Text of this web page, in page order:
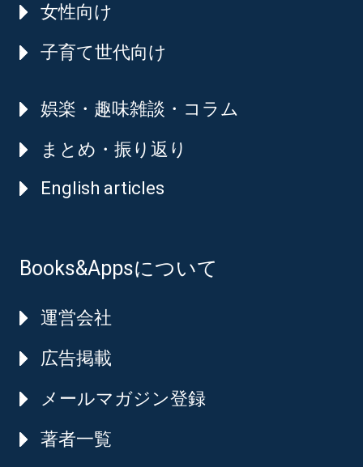
女性向け
子育て世代向け
娯楽・趣味雑談・コラム
まとめ・振り返り
English articles
Books&Appsについて
運営会社
広告掲載
メールマガジン登録
著者一覧